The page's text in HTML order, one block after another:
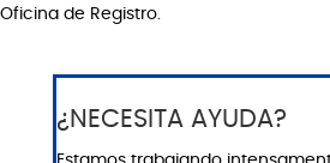
Oficina de Registro.
¿NECESITA AYUDA?